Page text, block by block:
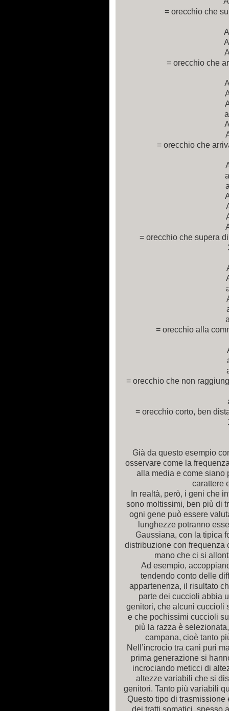
= orecchio che
= orecchio che
= orecchio che
= orecchio che supera
= orecchio alla
= orecchio che non
= orecchio corto, ben
Già da questo esempio
osservare come la
alla media e come siano
carattere
In realtà, però, i geni che
sono moltissimi, ben più di
ogni gene può essere
lunghezze potranno
Gaussiana, con la tipica
distribuzione con frequenza
mano che ci si
Ad esempio,
tendendo conto delle
appartenenza, il risultato
parte dei cuccioli abbia
genitori, che alcuni cuccioli
e che pochissimi cuccioli
più la razza è
campana, cioè tanto
Nell’incrocio tra cani puri
prima generazione si
incrociando meticci di
altezze variabili che si
genitori. Tanto più variabili
Questo tipo di
dei tratti somatici, spesso